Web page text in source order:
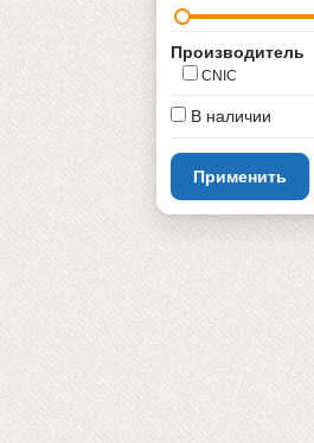
Производитель
CNIC
В наличии
Применить